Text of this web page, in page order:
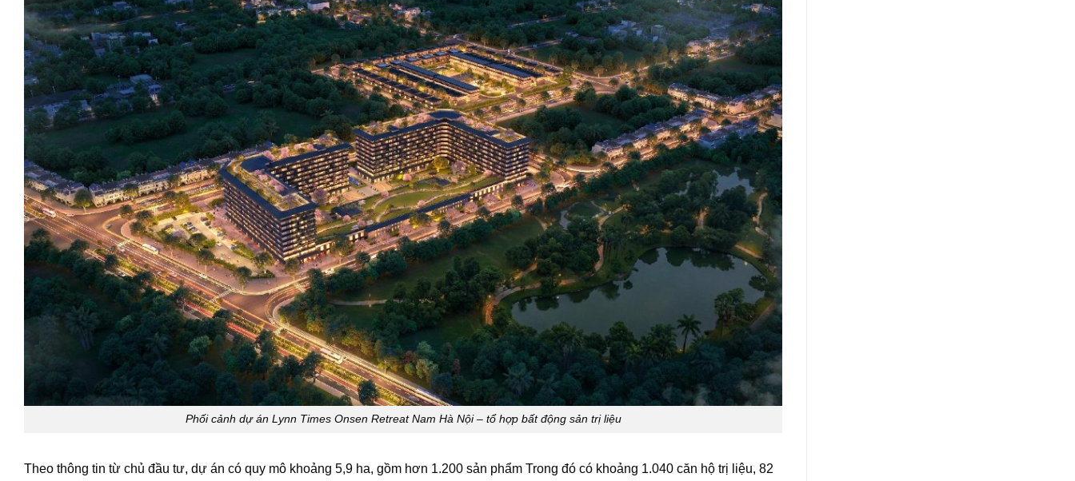
Phối cảnh dự án Lynn Times Onsen Retreat Nam Hà Nội – tổ hợp bất động sản trị liệu
Theo thông tin từ chủ đầu tư, dự án có quy mô khoảng 5,9 ha, gồm hơn 1.200 sản phẩm Trong đó có khoảng 1.040 căn hộ trị liệu, 82